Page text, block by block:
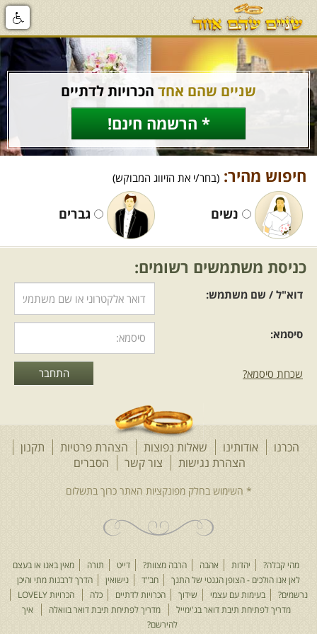
שניים שהם אחד הכרויות לדתיים
* הרשמה חינם!
חיפוש מהיר: (בחר/י את הזיווג המבוקש)
נשים גברים
כניסת משתמשים רשומים:
דוא"ל / שם משתמש:
סיסמא:
שכחת סיסמא?
הכרנו אודותינו שאלות נפוצות הצהרת פרטיות
תקנון
הצהרת נגישות
צור קשר הסברים
מהי קבלה? יהדות אהבה הרבה מצוות? דייט תורה
מאין באנו או בעצם
לאן אנו הולכים - הצופן הגנטי של התנך
חב"ד נישואין
הדרך לרבנות מתי והיכן
נרשמים?
בעימות עם עצמי שידוך הכרויות לדתיים כלה
הכרויות LOVELY
מדריך לפתיחת תיבת דואר בג'ימייל
מדריך לפתיחת תיבת דואר בוואלה
איך
להירשם?